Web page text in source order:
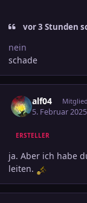
vor 3 Stunden
nein
schade
alf04
5. Februar 2025
ERSTELLER
ja. Aber ich habe
leiten.